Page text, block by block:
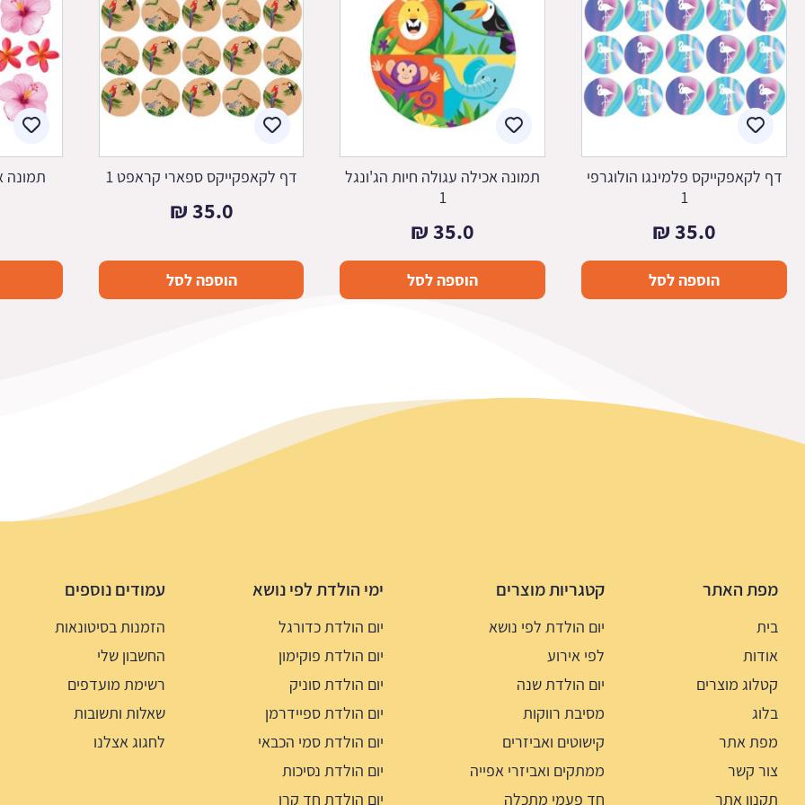
דף לקאפקייקס פלמינגו הולוגרפי
1
35.0
₪
הוספה לסל
תמונה אכילה עגולה חיות הג'ונגל
1
35.0
₪
הוספה לסל
דף לקאפקייקס ספארי קראפט 1
35.0
₪
הוספה לסל
תמונה
מפת האתר
בית
אודות
קטלוג מוצרים
בלוג
מפת אתר
צור קשר
תקנון אתר
קטגריות מוצרים
יום הולדת לפי נושא
לפי אירוע
יום הולדת שנה
מסיבת רווקות
קישוטים ואביזרים
ממתקים ואביזרי אפייה
חד פעמי מתכלה
ימי הולדת לפי נושא
יום הולדת כדורגל
יום הולדת פוקימון
יום הולדת סוניק
יום הולדת ספיידרמן
יום הולדת סמי הכבאי
יום הולדת נסיכות
יום הולדת חד קרן
עמודים נוספים
הזמנות בסיטונאות
החשבון שלי
רשימת מועדפים
שאלות ותשובות
לחגוג אצלנו